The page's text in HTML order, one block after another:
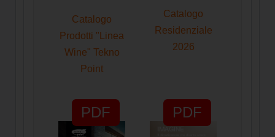
Catalogo
Prodotti "Linea
Wine" Tekno
Point
Catalogo
Residenziale
2026
PDF PDF